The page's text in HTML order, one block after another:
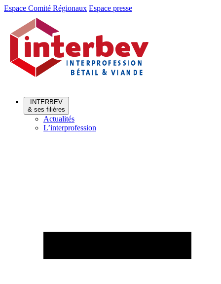
Aller
Aller
contenu
Espace Comité Régionaux Espace presse
INTERBEV
& ses filières
Actualités
L’interprofession